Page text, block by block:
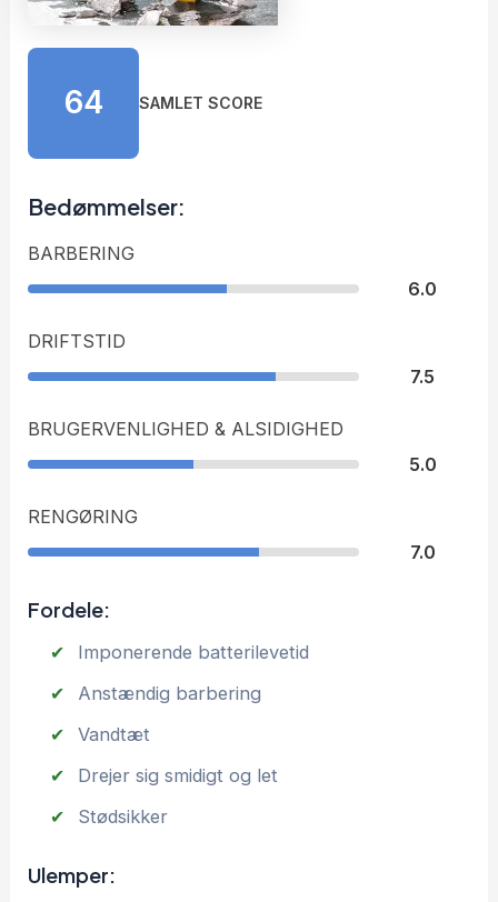
64 SAMLET SCORE
Bedømmelser:
BARBERING
6.0
DRIFTSTID
7.5
BRUGERVENLIGHED & ALSIDIGHED
5.0
RENGØRING
7.0
Fordele:
Imponerende batterilevetid
Anstændig barbering
Vandtæt
Drejer sig smidigt og let
Stødsikker
Ulemper: